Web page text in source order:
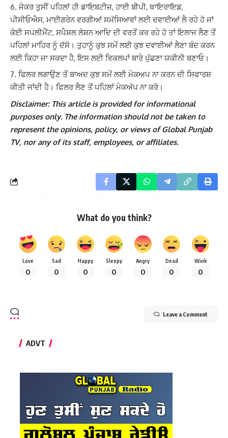
ਜੇਕਰ ਤੁਸੀਂ ਪਹਿਲਾਂ ਹੀ ਡਾਇਬਟੀਜ਼, ਹਾਈ ਬੀਪੀ, ਥਾਇਰਾਇਡ,
ਪੀਸੀਓਐਸ, ਮਾਈਗਰੇਨ ਵਰਗੀਆਂ ਸਮੱਸਿਆਵਾਂ ਲਈ ਦਵਾਈਆਂ ਲੈ ਰਹੇ ਹੋ ਜਾਂ
ਕੋਈ ਸਪਲੀਮੈਂਟ, ਸਪੈਸ਼ਲ ਲੋਸ਼ਨ ਆਦਿ ਦੀ ਵਰਤੋਂ ਕਰ ਰਹੇ ਹੋ ਤਾਂ ਇਲਾਜ ਲੈਣ ਤੋਂ
ਪਹਿਲਾਂ ਮਾਹਿਰ ਨੂੰ ਦੱਸੋ। ਤੁਹਾਨੂੰ ਕੁਝ ਸਮੇਂ ਲਈ ਕੁਝ ਦਵਾਈਆਂ ਲੈਣਾ ਬੰਦ ਕਰਨ
ਲਈ ਕਿਹਾ ਜਾ ਸਕਦਾ ਹੈ, ਇਸ ਲਈ ਵਿਕਲਪਾਂ ਬਾਰੇ ਪੁੱਛਣਾ ਯਕੀਨੀ ਬਣਾਓ।
ਫਿਲਰ ਲਗਾਉਣ ਤੋਂ ਬਾਅਦ ਕੁਝ ਸਮੇਂ ਲਈ ਮੇਕਅਪ ਨਾ ਕਰਨ ਦੀ ਸਿਫਾਰਸ਼
ਕੀਤੀ ਜਾਂਦੀ ਹੈ। ਫਿਲਰ ਲੈਣ ਤੋਂ ਪਹਿਲਾਂ ਮੇਕਅੱਪ ਨਾ ਕਰੋ।
Disclaimer: This article is provided for informational
purposes only. The information should not be taken to
represent the opinions, policy, or views of Global Punjab
TV, nor any of its staff, employees, or affiliates.
What do you think?
Love
0
Sad
0
Happy
0
Sleepy
0
Angry
0
Dead
0
Wink
0
Leave a Comment
ADVT